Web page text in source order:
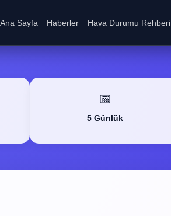
Ana Sayfa Haberler Hava Durumu Rehberi
📅
5 Günlük